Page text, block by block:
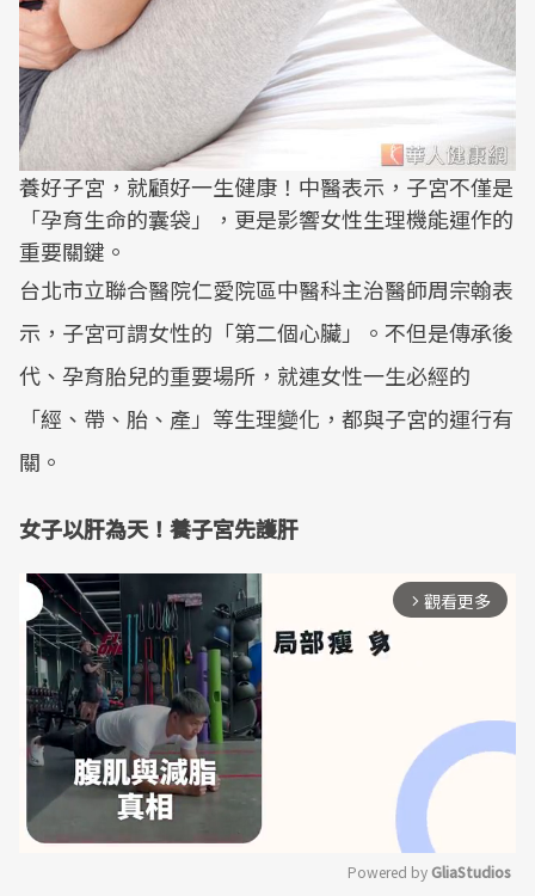
養好子宮，就顧好一生健康！中醫表示，子宮不僅是
「孕育生命的囊袋」，更是影響女性生理機能運作的
重要關鍵。
台北市立聯合醫院仁愛院區中醫科主治醫師周宗翰表
示，子宮可謂女性的「第二個心臟」。不但是傳承後
代、孕育胎兒的重要場所，就連女性一生必經的
「經、帶、胎、產」等生理變化，都與子宮的運行有
關。
女子以肝為天！養子宮先護肝
arrow_forward_ios 觀看更多
Powered by GliaStudios